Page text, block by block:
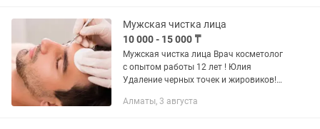
Мужская чистка лица
10 000 - 15 000 ₸
Мужская чистка лица Врач косметолог
с опытом работы 12 лет ! Юлия
Удаление черных точек и жировиков!
Распаривание лица гелем Ультразвук
Алматы, 3 августа